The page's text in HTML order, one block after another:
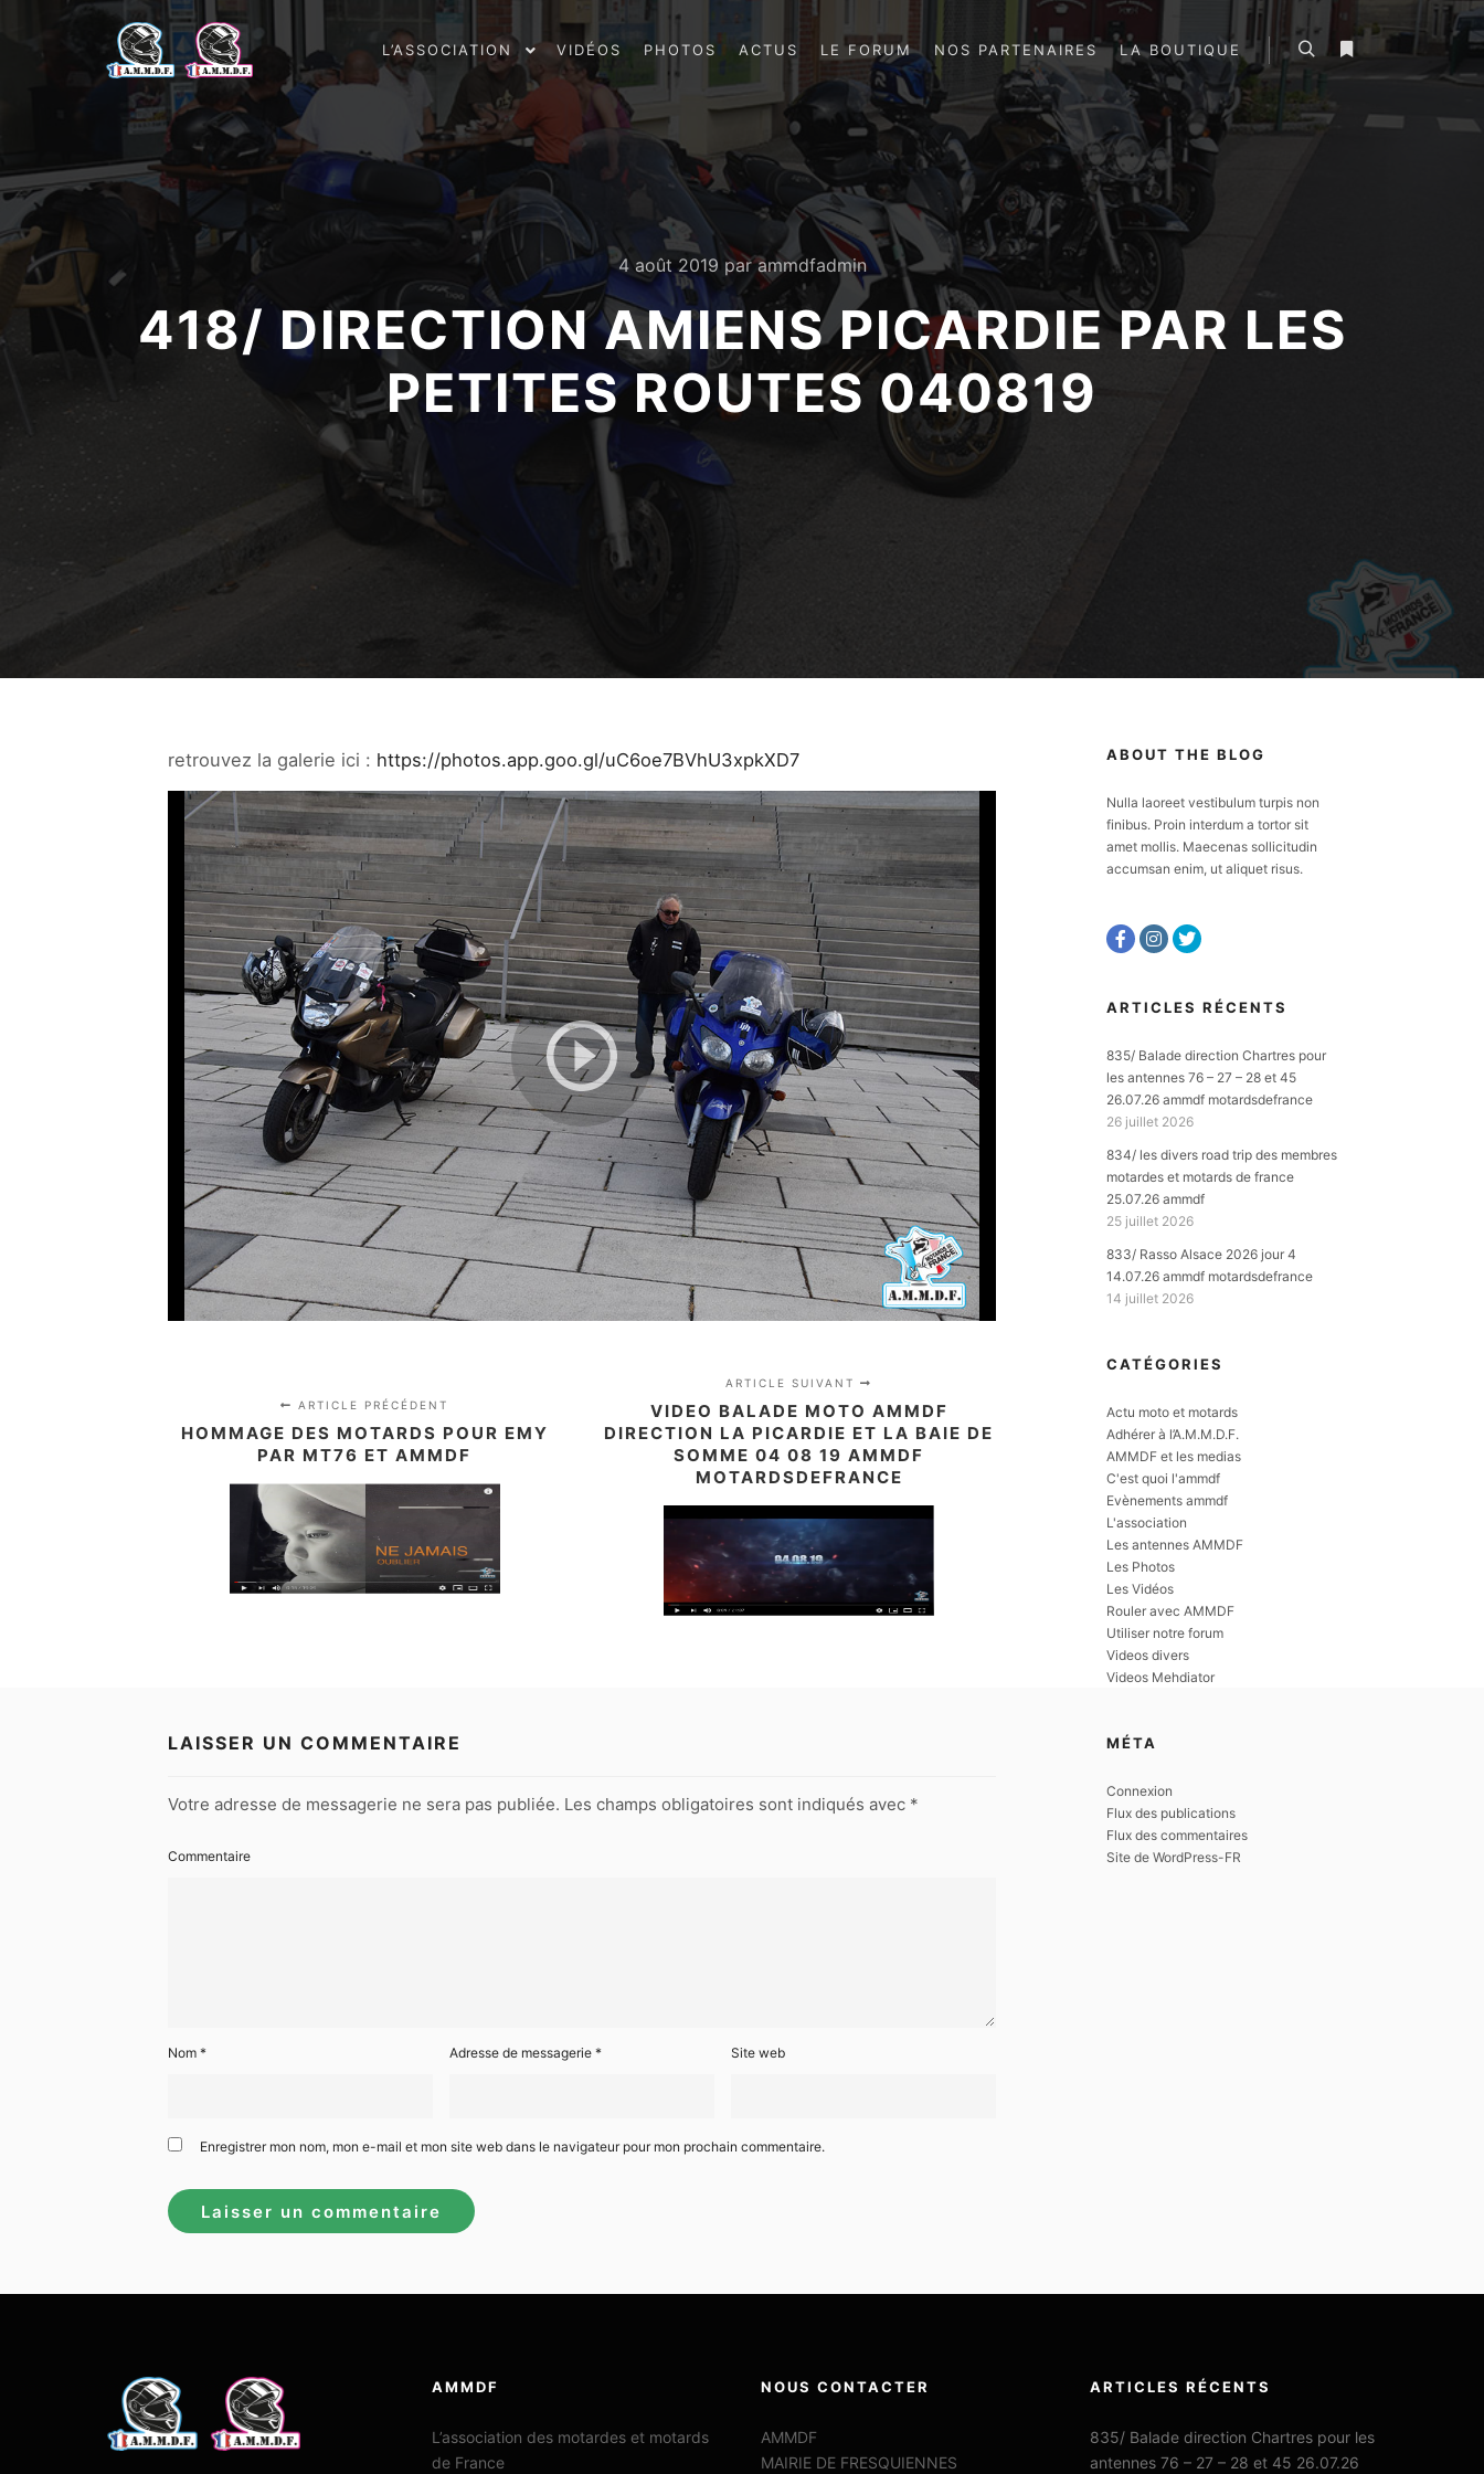
L’ASSOCIATION VIDÉOS PHOTOS ACTUS LE FORUM NOS PARTENAIRES LA BOUTIQUE
RechercherPlus d’infos
4 août 2019 parammdfadmin
418/ DIRECTION AMIENS PICARDIE PAR LES
PETITES ROUTES 040819
retrouvez la galerie ici : https://photos.app.goo.gl/uC6oe7BVhU3xpkXD7
ARTICLE PRÉCÉDENT
HOMMAGE DES MOTARDS POUR EMY
PAR MT76 ET AMMDF
ARTICLE SUIVANT
VIDEO BALADE MOTO AMMDF
DIRECTION LA PICARDIE ET LA BAIE DE
SOMME 04 08 19 AMMDF
MOTARDSDEFRANCE
LAISSER UN COMMENTAIRE
Votre adresse de messagerie ne sera pas publiée. Les champs obligatoires sont indiqués avec *
Commentaire
Nom * Adresse de messagerie * Site web
Enregistrer mon nom, mon e-mail et mon site web dans le navigateur pour mon prochain commentaire.
ABOUT THE BLOG
Nulla laoreet vestibulum turpis non
finibus. Proin interdum a tortor sit
amet mollis. Maecenas sollicitudin
accumsan enim, ut aliquet risus.
ARTICLES RÉCENTS
835/ Balade direction Chartres pour
les antennes 76 – 27 – 28 et 45
26.07.26 ammdf motardsdefrance
26 juillet 2026
834/ les divers road trip des membres
motardes et motards de france
25.07.26 ammdf
25 juillet 2026
833/ Rasso Alsace 2026 jour 4
14.07.26 ammdf motardsdefrance
14 juillet 2026
CATÉGORIES
Actu moto et motards
Adhérer à l’A.M.M.D.F.
AMMDF et les medias
C'est quoi l'ammdf
Evènements ammdf
L'association
Les antennes AMMDF
Les Photos
Les Vidéos
Rouler avec AMMDF
Utiliser notre forum
Videos divers
Videos Mehdiator
MÉTA
Connexion
Flux des publications
Flux des commentaires
Site de WordPress-FR
AMMDF
L’association des motardes et motards
de France
NOUS CONTACTER
AMMDF
MAIRIE DE FRESQUIENNES
ARTICLES RÉCENTS
835/ Balade direction Chartres pour les
antennes 76 – 27 – 28 et 45 26.07.26